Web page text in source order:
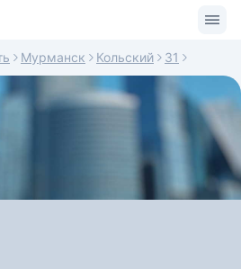
Мурманск Кольский 31